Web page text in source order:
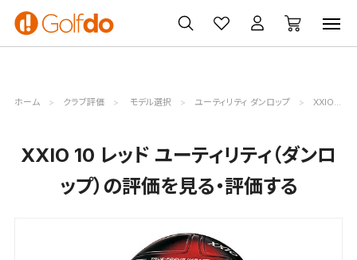
ゴルフ
クラブ
ゴルフ用品
買取
無料査定
クーポン
一覧
ホーム クラブ評価 モデル選択 ユーティリティ ダンロップ XXIO 10 レッド評価詳細
XXIO 10 レッド ユーティリティ（ダンロ
ップ）の評価を見る・評価する